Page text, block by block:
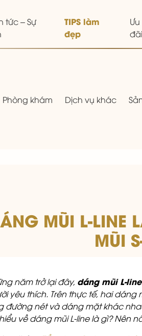
tức – Sự
TIPS làm
đẹp
Ưu
đãi
Phòng khám Dịch vụ khác
MŨI L-LINE
MŨI
năm trở lại đây, dáng mũi L-line
yêu thích. Trên thực tế, hai
đường nét và dáng mặt khác
về dáng mũi L-line là gì? Nên